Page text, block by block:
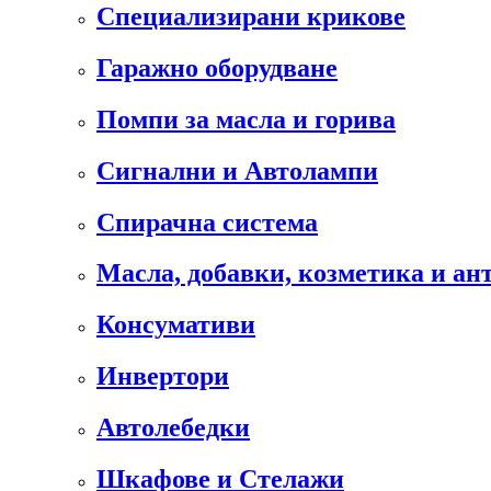
Специализирани крикове
Гаражно оборудване
Помпи за масла и горива
Сигнални и Автолампи
Спирачна система
Масла, добавки, козметика и
Консумативи
Инвертори
Автолебедки
Шкафове и Стелажи